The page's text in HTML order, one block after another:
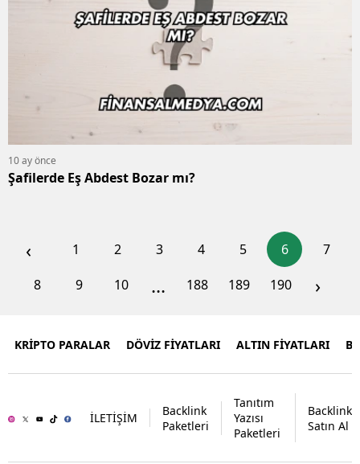
10 ay önce
Şafilerde Eş Abdest Bozar mı?
‹ 1 2 3 4 5 6
7
8
9 10 ... 188 189 190 ›
KRİPTO PARALAR DÖVİZ FİYATLARI ALTIN FİYATLARI
İLETİŞİM
Backlink
Paketleri
Tanıtım
Yazısı
Paketleri
Backlink
Satın Al